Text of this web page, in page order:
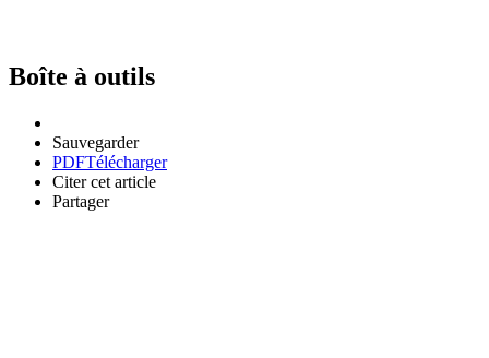
Boîte à outils
Sauvegarder
PDFTélécharger
Citer cet article
Partager